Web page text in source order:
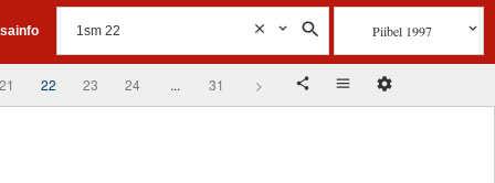
Piibel 1997
21 22 23 24 ... 31 >